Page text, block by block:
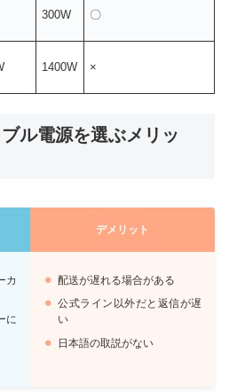
300W 〇
1400W ×
ル電源を選ぶメリッ
デメリット
カ
に
配送が遅れる場合がある
公式ライン以外だと返信が遅
い
日本語の取説がない